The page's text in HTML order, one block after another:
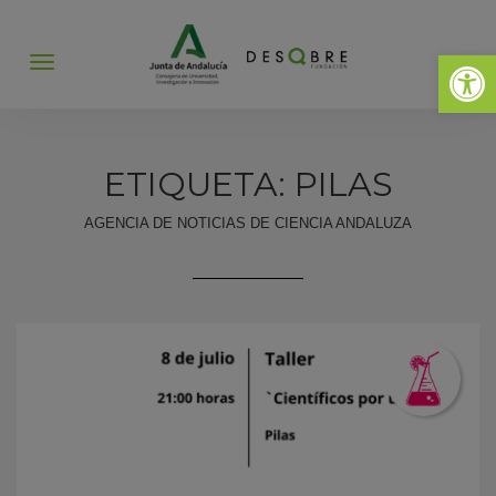
Abrir
Abrir
ETIQUETA: PILAS
AGENCIA DE NOTICIAS DE CIENCIA ANDALUZA